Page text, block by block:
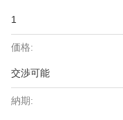
1
価格:
交渉可能
納期: